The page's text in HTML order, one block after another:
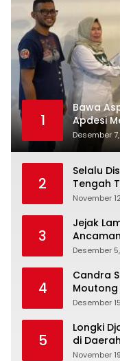
1
Bawa
Apdesi
Provinsi
Desember
2
Selalu
Tengah
November
3
Jejak
Desember
4
Candra
Moutong
Desember
5
Longki
di
November